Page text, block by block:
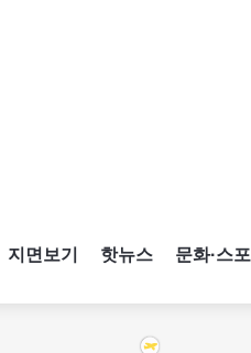
지면보기 핫뉴스 문화·스